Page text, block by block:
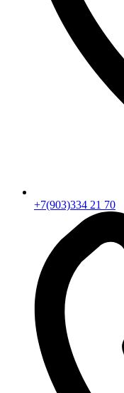
+7(903)334 21 70